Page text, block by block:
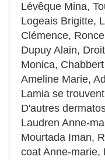
Lévêque Mina,
Logeais Brigitte,
Clémence,
Dupuy Alain,
Monica,
Ameline Marie,
Lamia se
D'autres
Laudren Anne-
Mourtada Iman,
coat Anne-marie,